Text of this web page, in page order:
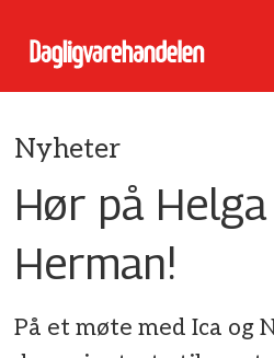
Nyheter
Hør på
Herman!
På et møte med Ica og